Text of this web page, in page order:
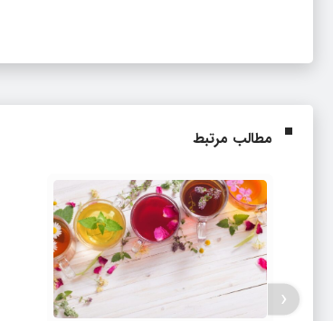
مطالب مرتبط
‹